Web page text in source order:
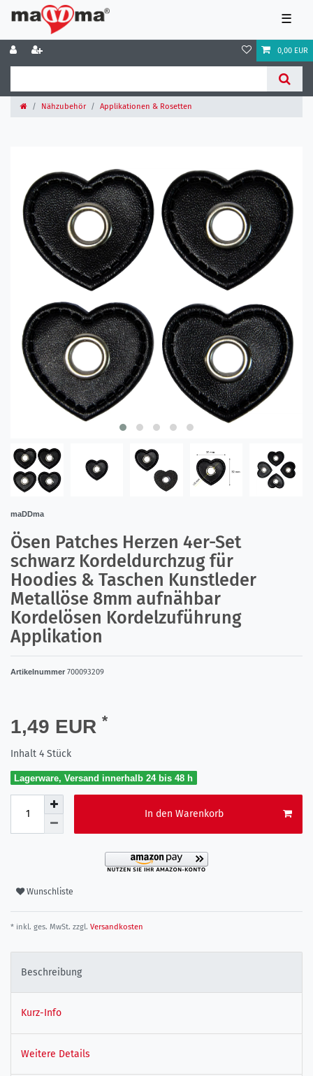
☰
0,00 EUR
Nähzubehör Applikationen & Rosetten
maDDma
Ösen Patches Herzen 4er-Set
schwarz Kordeldurchzug für
Hoodies & Taschen Kunstleder
Metallöse 8mm aufnähbar
Kordelösen Kordelzuführung
Applikation
Artikelnummer 700093209
1,49 EUR *
Inhalt 4 Stück
Lagerware, Versand innerhalb 24 bis 48 h
In den Warenkorb
Wunschliste
* inkl. ges. MwSt. zzgl. Versandkosten
Beschreibung
Kurz-Info
Weitere Details